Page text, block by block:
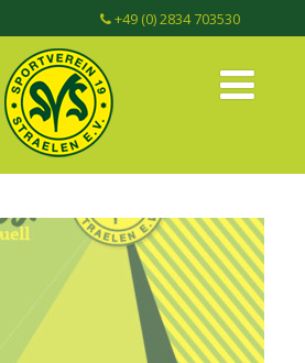
+49 (0) 2834 703530